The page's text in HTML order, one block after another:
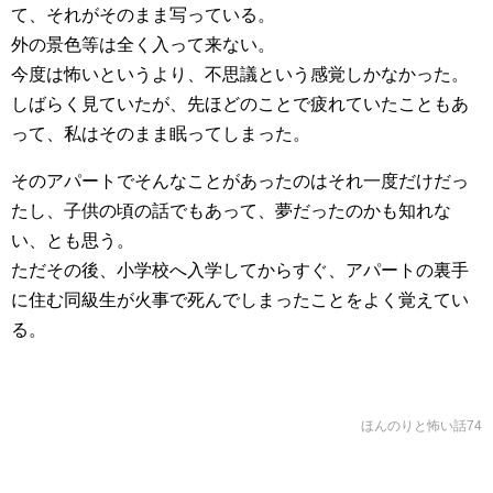
て、それがそのまま写っている。
外の景色等は全く入って来ない。
今度は怖いというより、不思議という感覚しかなかった。
しばらく見ていたが、先ほどのことで疲れていたこともあ
って、私はそのまま眠ってしまった。
そのアパートでそんなことがあったのはそれ一度だけだっ
たし、子供の頃の話でもあって、夢だったのかも知れな
い、とも思う。
ただその後、小学校へ入学してからすぐ、アパートの裏手
に住む同級生が火事で死んでしまったことをよく覚えてい
る。
ほんのりと怖い話74